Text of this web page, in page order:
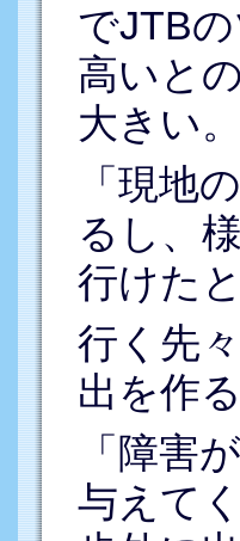
でJTB
高いと
大きい。
「現地
るし、
行けた
行く先
出を作
「障害
与えて